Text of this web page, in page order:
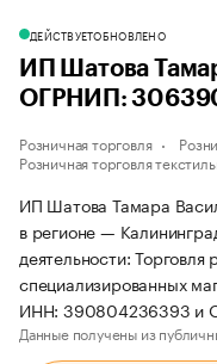
ДЕЙСТВУЕТОБНОВЛЕНО
ИП Шатова
ОГРНИП:
Розничная торговля
Розничная торговля
ИП Шатова Тамара
в регионе —
деятельности:
специализированных
ИНН: 390804236393 и
Данные получены из